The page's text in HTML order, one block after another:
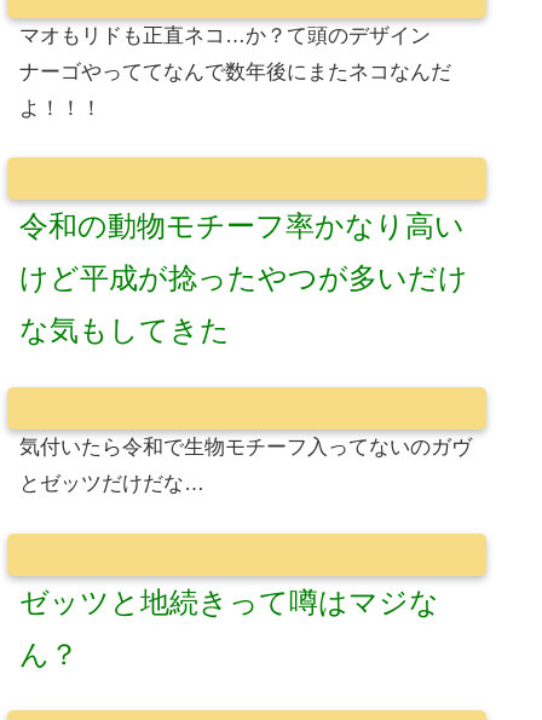
マオもリドも正直ネコ…か？て頭のデザイン
ナーゴやっててなんで数年後にまたネコなんだ
よ！！！
令和の動物モチーフ率かなり高い
けど平成が捻ったやつが多いだけ
な気もしてきた
気付いたら令和で生物モチーフ入ってないのガヴ
とゼッツだけだな…
ゼッツと地続きって噂はマジな
ん？